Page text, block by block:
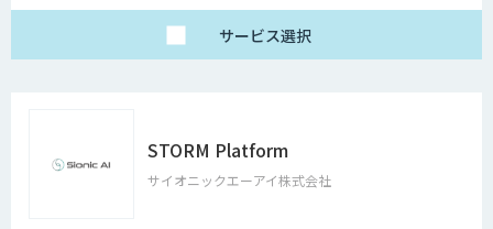
100,000円/月
・各サービス毎の利用
ポイントは以下の通り
OCR 5ポイン
ト/1ページあたり
サービス選択
STORM Platform
サイオニックエーアイ株式会社